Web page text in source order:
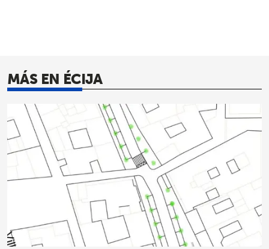
MÁS EN ÉCIJA